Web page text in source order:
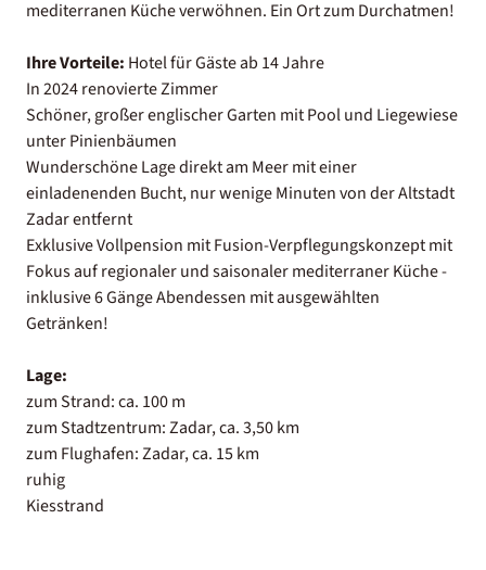
mediterranen Küche verwöhnen. Ein Ort zum Durchatmen!
Ihre Vorteile: Hotel für Gäste ab 14 Jahre
In 2024 renovierte Zimmer
Schöner, großer englischer Garten mit Pool und Liegewiese
unter Pinienbäumen
Wunderschöne Lage direkt am Meer mit einer
einladenenden Bucht, nur wenige Minuten von der Altstadt
Zadar entfernt
Exklusive Vollpension mit Fusion-Verpflegungskonzept mit
Fokus auf regionaler und saisonaler mediterraner Küche -
inklusive 6 Gänge Abendessen mit ausgewählten
Getränken!
Lage:
zum Strand: ca. 100 m
zum Stadtzentrum: Zadar, ca. 3,50 km
zum Flughafen: Zadar, ca. 15 km
ruhig
Kiesstrand